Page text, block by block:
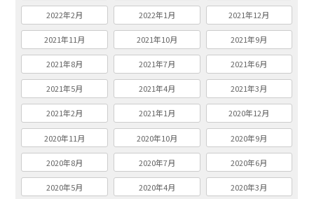
2022年2月 2022年1月 2021年12月
2021年11月 2021年10月 2021年9月
2021年8月 2021年7月 2021年6月
2021年5月 2021年4月 2021年3月
2021年2月 2021年1月 2020年12月
2020年11月 2020年10月 2020年9月
2020年8月 2020年7月 2020年6月
2020年5月 2020年4月 2020年3月